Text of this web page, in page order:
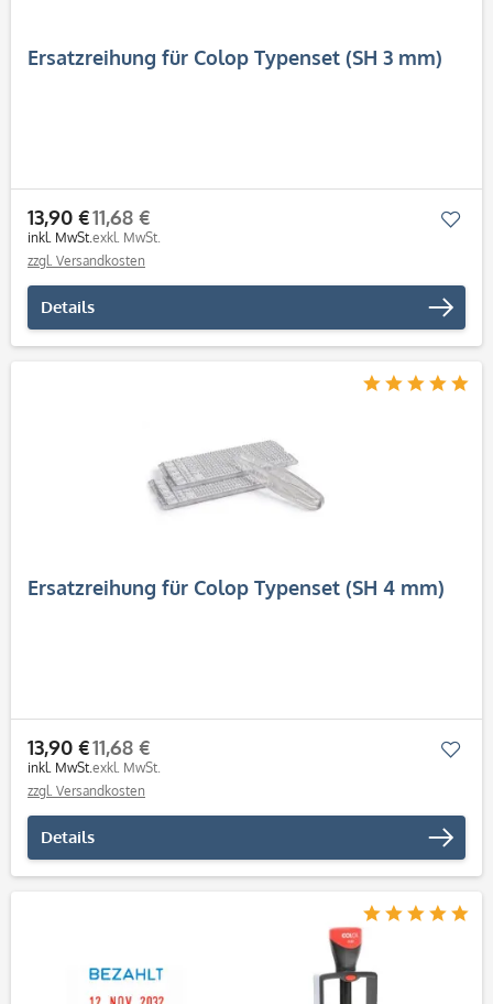
Ersatzreihung für Colop Typenset (SH 3 mm)
13,90 €
inkl. MwSt.
11,68 €
exkl. MwSt.
zzgl. Versandkosten
Details
Ersatzreihung für Colop Typenset (SH 4 mm)
13,90 €
inkl. MwSt.
11,68 €
exkl. MwSt.
zzgl. Versandkosten
Details